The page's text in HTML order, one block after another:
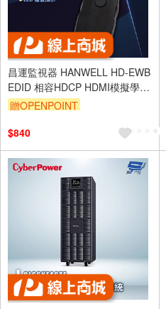
昌運監視器 HANWELL HD-EWB
EDID 相容HDCP HDMI模擬學習
器
贈OPENPOINT
$840